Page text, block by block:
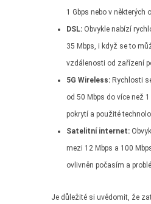
1 Gbps nebo v některých
DSL: Obvykle nabízí
35 Mbps, i když se to
vzdálenosti od zařízení
5G Wireless: Rychlosti
od 50 Mbps do více než
pokrytí a použité
Satelitní internet:
mezi 12 Mbps a 100
ovlivněn počasím a
Je důležité si uvědomit, že